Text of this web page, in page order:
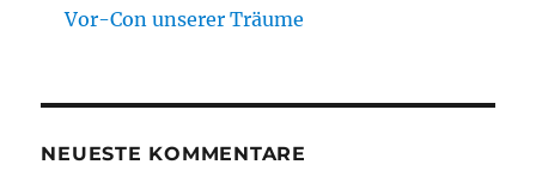
Vor-Con unserer Träume
NEUESTE KOMMENTARE